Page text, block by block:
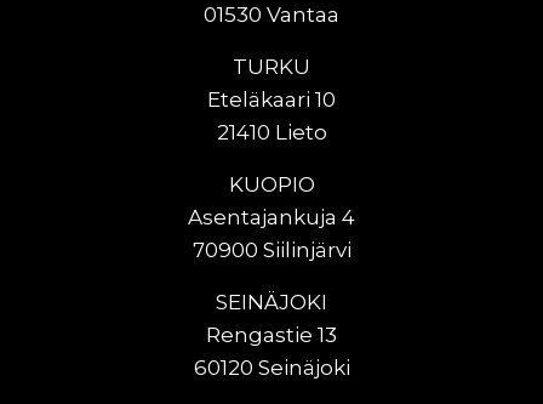
01530 Vantaa
TURKU
Eteläkaari 10
21410 Lieto
KUOPIO
Asentajankuja 4
70900 Siilinjärvi
SEINÄJOKI
Rengastie 13
60120 Seinäjoki